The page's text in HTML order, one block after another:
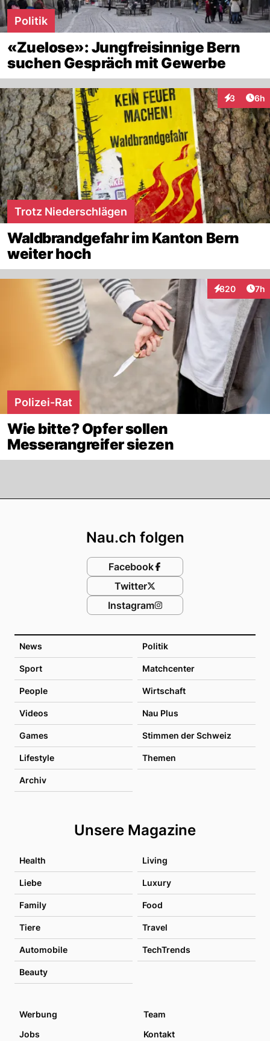
Politik
«Zuelose»: Jungfreisinnige Bern
suchen Gespräch mit Gewerbe
3 6h
Trotz Niederschlägen
Waldbrandgefahr im Kanton Bern
weiter hoch
820
Interaktionen
7h
Polizei-Rat
Wie bitte? Opfer sollen
Messerangreifer siezen
News Politik
Sport Matchcenter
People Wirtschaft
Videos Nau Plus
Games Stimmen der Schweiz
Lifestyle Themen
Archiv
Unsere Magazine
Health Living
Liebe Luxury
Family Food
Tiere Travel
Automobile TechTrends
Beauty
Nau.ch folgen
Facebook
Twitter
Instagram
Werbung
Team
Jobs
Kontakt